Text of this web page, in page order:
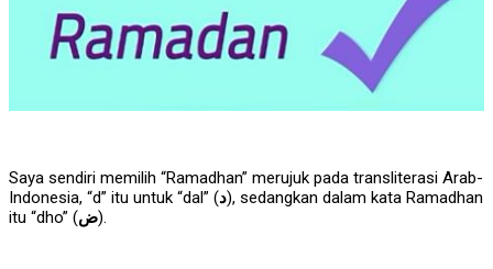
Saya sendiri memilih “Ramadhan” merujuk pada transliterasi Arab-
Indonesia, “d” itu untuk “dal” (د), sedangkan dalam kata Ramadhan
itu “dho” (ض).